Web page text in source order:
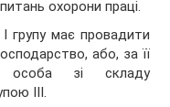
охорони праці.
групу має провадити
або, за її
особа зі складу
III.